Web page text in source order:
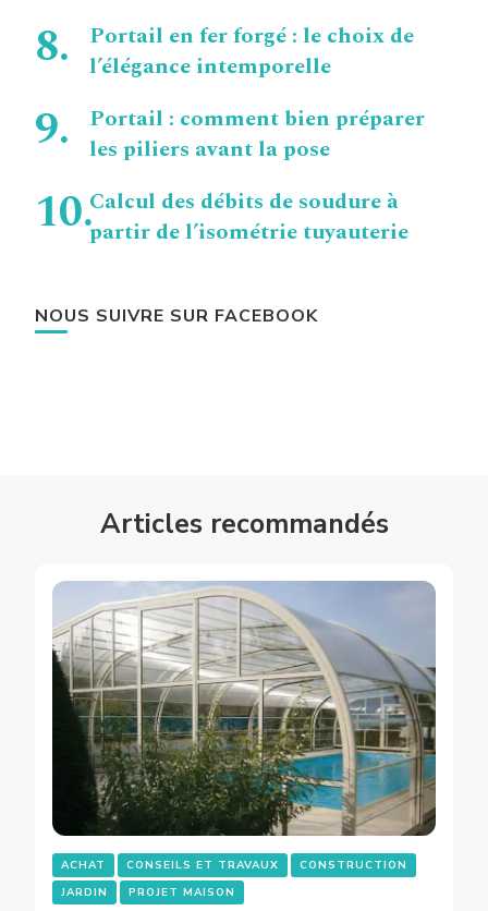
Portail en fer forgé : le choix de
l’élégance intemporelle
Portail : comment bien préparer
les piliers avant la pose
Calcul des débits de soudure à
partir de l’isométrie tuyauterie
NOUS SUIVRE SUR FACEBOOK
Articles recommandés
ACHAT CONSEILS ET TRAVAUX
CONSTRUCTION
JARDIN
PROJET MAISON